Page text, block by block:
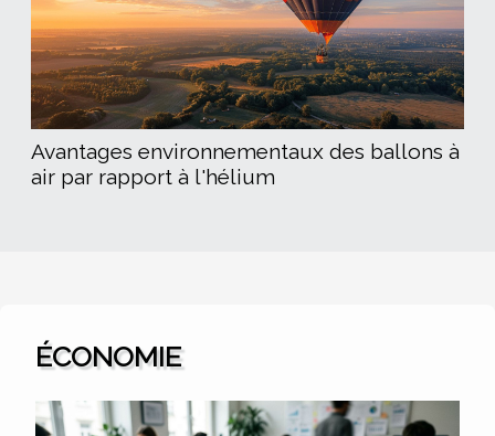
Avantages environnementaux des ballons à
air par rapport à l'hélium
ÉCONOMIE